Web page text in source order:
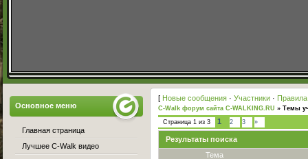
[ Новые сообщения · Участники ·
C-Walk форум сайта C-WALKING.RU » Темы
Страница 1 из 3 1 2 3 »
Результаты поиска
Тема
Основное меню
Главная страница
Лучшее C-Walk видео